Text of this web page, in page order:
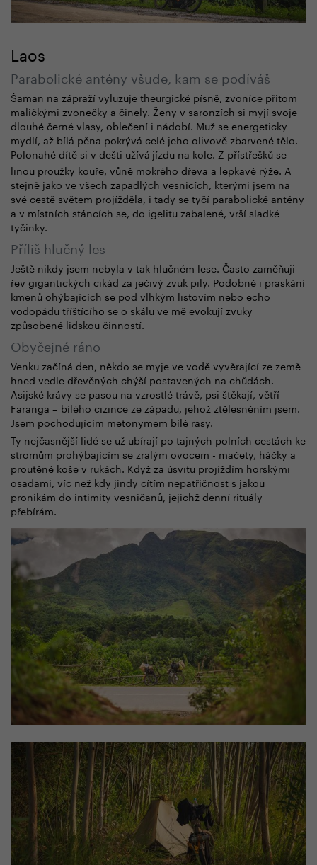
Laos
Parabolické antény všude, kam se podíváš
Šaman na zápraží vyluzuje theurgické písně, zvoníce přitom
maličkými zvonečky a činely. Ženy v saronzích si myjí svoje
dlouhé černé vlasy, oblečení i nádobí. Muž se energeticky
mydlí, až bílá pěna pokrývá celé jeho olivově zbarvené tělo.
Polonahé dítě si v dešti užívá jízdu na kole. Z přístřešků se
linou proužky kouře, vůně mokrého dřeva a lepkavé rýže. A
stejně jako ve všech zapadlých vesnicích, kterými jsem na
své cestě světem projížděla, i tady se tyčí parabolické antény
a v místních stáncích se, do igelitu zabalené, vrší sladké
tyčinky.
Příliš hlučný les
Ještě nikdy jsem nebyla v tak hlučném lese. Často zaměňuji
řev gigantických cikád za ječivý zvuk pily. Podobně i praskání
kmenů ohýbajících se pod vlhkým listovím nebo echo
vodopádu tříštícího se o skálu ve mě evokují zvuky
způsobené lidskou činností.
Obyčejné ráno
Venku začíná den, někdo se myje ve vodě vyvěrající ze země
hned vedle dřevěných chýší postavených na chůdách.
Asijské krávy se pasou na vzrostlé trávě, psi štěkají, větří
Faranga – bílého cizince ze západu, jehož ztělesněním jsem.
Jsem pochodujícím metonymem bílé rasy.
Ty nejčasnější lidé se už ubírají po tajných polních cestách ke
stromům prohýbajícím se zralým ovocem - mačety, háčky a
proutěné koše v rukách. Když za úsvitu projíždím horskými
osadami, víc než kdy jindy cítím nepatřičnost s jakou
pronikám do intimity vesničanů, jejichž denní rituály
přebírám.